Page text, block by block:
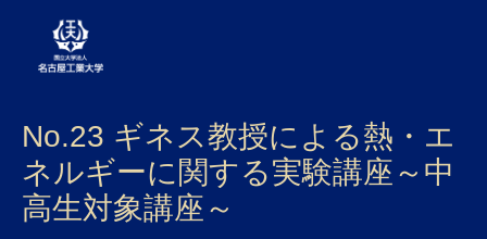
大学案内
学部・大学院・センター
入試
No.23 ギネス教授による熱・エ
ネルギーに関する実験講座～中
高生対象講座～